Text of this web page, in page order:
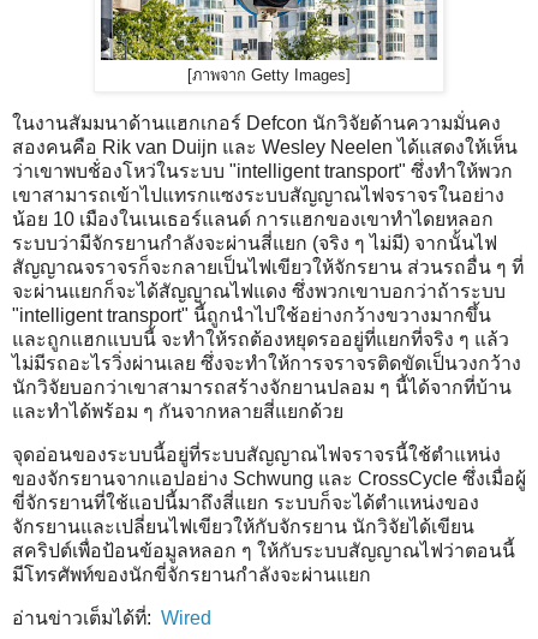
[ภาพจาก Getty Images]
ในงานสัมมนาด้านแฮกเกอร์ Defcon นักวิจัยด้านความมั่นคง
สองคนคือ Rik van Duijn และ Wesley Neelen ได้แสดงให้เห็น
ว่าเขาพบช้่องโหว่ในระบบ "intelligent transport" ซึ่งทำให้พวก
เขาสามารถเข้าไปแทรกแซงระบบสัญญาณไฟจราจรในอย่าง
น้อย 10 เมืองในเนเธอร์แลนด์ การแฮกของเขาทำไดยหลอก
ระบบว่ามีจักรยานกำลังจะผ่านสี่แยก (จริง ๆ ไม่มี) จากนั้นไฟ
สัญญาณจราจรก็จะกลายเป็นไฟเขียวให้จักรยาน ส่วนรถอื่น ๆ ที่
จะผ่านแยกก็จะได้สัญญาณไฟแดง ซึ่งพวกเขาบอกว่าถ้าระบบ
"intelligent transport" นี้ถูกนำไปใช้อย่างกว้างขวางมากขึ้น
และถูกแฮกแบบนี้ จะทำให้รถต้องหยุดรออยู่ที่แยกที่จริง ๆ แล้ว
ไม่มีรถอะไรวิ่งผ่านเลย ซึ่งจะทำให้การจราจรติดขัดเป็นวงกว้าง
นักวิจัยบอกว่าเขาสามารถสร้างจักยานปลอม ๆ นี้ได้จากที่บ้าน
และทำได้พร้อม ๆ กันจากหลายสี่แยกด้วย
จุดอ่อนของระบบนี้อยู่ที่ระบบสัญญาณไฟจราจรนี้ใช้ตำแหน่ง
ของจักรยานจากแอปอย่าง Schwung และ CrossCycle ซึ่งเมื่อผู้
ขี่จักรยานที่ใช้แอปนี้มาถึงสี่แยก ระบบก็จะได้ตำแหน่งของ
จักรยานและเปลี่ยนไฟเขียวให้กับจักรยาน นักวิจัยได้เขียน
สคริปต์เพื่อป้อนข้อมูลหลอก ๆ ให้กับระบบสัญญาณไฟว่าตอนนี้
มีโทรศัพท์ของนักขี่จักรยานกำลังจะผ่านแยก
อ่านข่าวเต็มได้ที่: Wired